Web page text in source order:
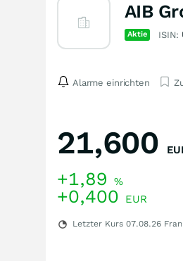
AIB
Aktie ISIN:
Alarme einrichten
21,600
+1,89 %
+0,400 EUR
Letzter Kurs 07.08.26